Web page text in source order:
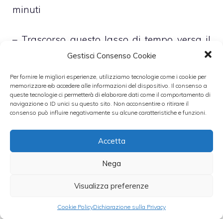
Gestisci Consenso Cookie
Per fornire le migliori esperienze, utilizziamo tecnologie come i cookie per
memorizzare e/o accedere alle informazioni del dispositivo. Il consenso a
queste tecnologie ci permetterà di elaborare dati come il comportamento di
navigazione o ID unici su questo sito. Non acconsentire o ritirare il
consenso può influire negativamente su alcune caratteristiche e funzioni.
Accetta
Nega
Visualizza preferenze
Cookie PolicyDichiarazione sulla Privacy
minuti
– Trascorso questo lasso di tempo versa il
contenuto della terrina in una capiente
pentola
– Unisci, dunque, anche lo zucchero e poni
la pentola sopra i fornelli
– Cuoci i fichi, infine, a fiamma molto
moderata, per circa 40 minuti rimestando il
– Non appena la marmellata sarà pronta